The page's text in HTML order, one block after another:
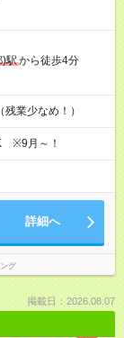
)駅から徒歩4分
業少なめ！）
※9月～！
詳細へ
グ
掲載日：2026.08.07